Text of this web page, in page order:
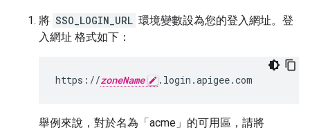
將 SSO_LOGIN_URL 環境變數設為您的登入網址。登
入網址 格式如下：
https://zoneName .login.apigee.com
舉例來說，對於名為「acme」的可用區，請將